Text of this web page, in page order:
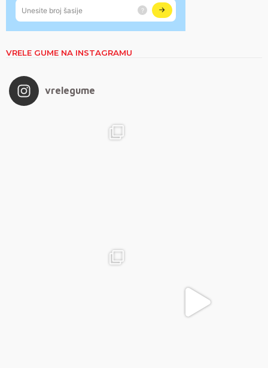
VRELE GUME NA INSTAGRAMU
vrelegume